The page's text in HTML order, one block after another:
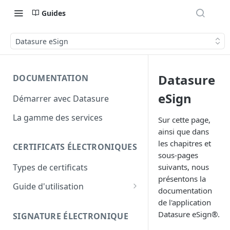
Guides
Datasure eSign
DOCUMENTATION
Démarrer avec Datasure
La gamme des services
CERTIFICATS ÉLECTRONIQUES
Types de certificats
Guide d'utilisation
Enterprise+
SIGNATURE ÉLECTRONIQUE
Datasure
eSign
Sur cette page,
ainsi que dans
les chapitres et
sous-pages
suivants, nous
présentons la
documentation
de l'application
Datasure eSign®.